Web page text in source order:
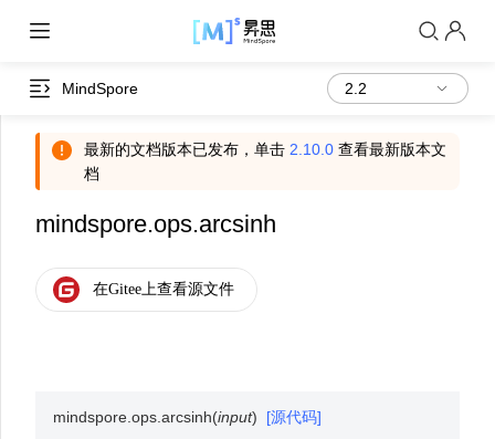
MindSpore
最新的文档版本已发布，单击 2.10.0 查看最新版本文
档
mindspore.ops.arcsinh
mindspore.ops.arcsinh(input) [源代码]